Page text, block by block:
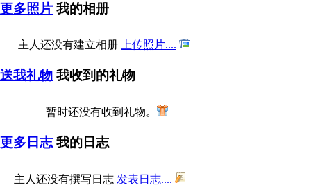
更多照片 我的相册
主人还没有建立相册 上传照片....
送我礼物 我收到的礼物
暂时还没有收到礼物。
更多日志 我的日志
主人还没有撰写日志 发表日志....